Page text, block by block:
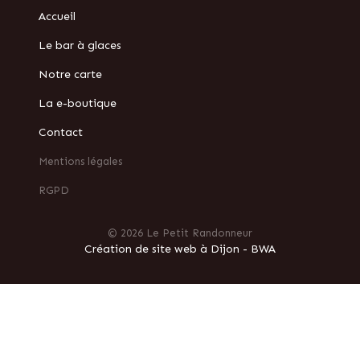
Accueil
Le bar à glaces
Notre carte
La e-boutique
Contact
Mentions légales
RGPD
© 2026 Le Petit Randonneur
Création de site web à Dijon - BWA